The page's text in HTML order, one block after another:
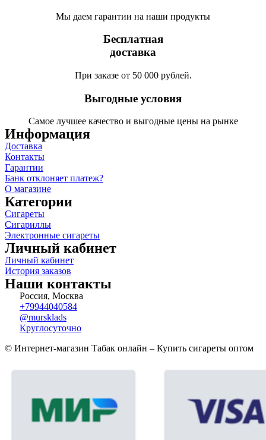
Мы даем гарантии на наши продукты
Бесплатная
доставка
При заказе от 50 000 рублей.
Выгодные условия
Самое лучшее качество и выгодные цены на рынке
Информация
Доставка
Контакты
Гарантии
Банк отклоняет платеж?
О магазине
Категории
Сигареты
Сигариллы
Электронные сигареты
Личный кабинет
Личный кабинет
История заказов
Наши контакты
Россия, Москва
+79944040584
@mursklads
Круглосуточно
© Интернет-магазин Табак онлайн – Купить сигареты оптом